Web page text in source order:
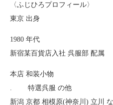
〈ふじひろプロフィール〉
東京 出身
1980 年代
新宿某百貨店入社 呉服部 配属
本店 和装小物
. 特選呉服 の他
新潟 京都 相模原(神奈川) 立川